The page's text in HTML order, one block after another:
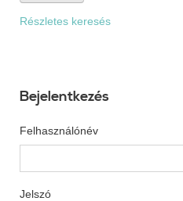
Részletes keresés
Bejelentkezés
Felhasználónév
Jelszó